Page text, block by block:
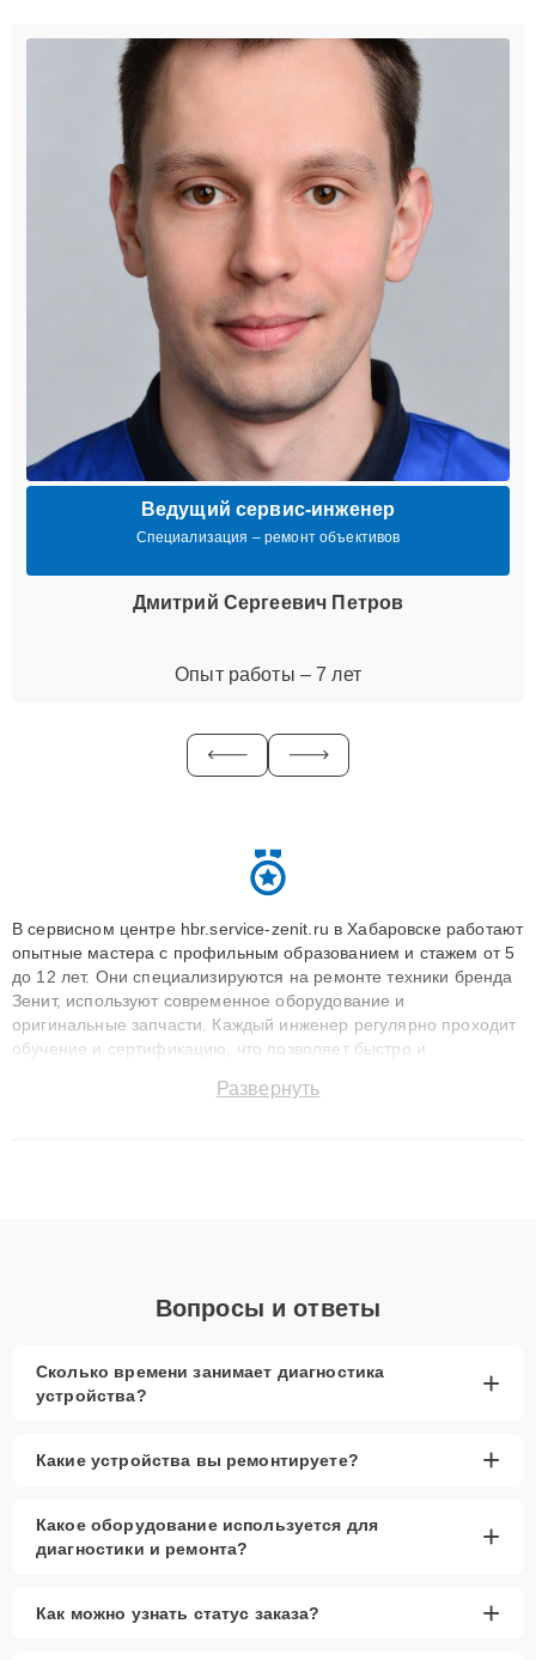
Ведущий сервис-инженер
Специализация – ремонт объективов
Дмитрий Сергеевич Петров
Опыт работы – 7 лет
В сервисном центре hbr.service-zenit.ru в Хабаровске работают
опытные мастера с профильным образованием и стажем от 5
до 12 лет. Они специализируются на ремонте техники бренда
Зенит, используют современное оборудование и
оригинальные запчасти. Каждый инженер регулярно проходит
обучение и сертификацию, что позволяет быстро и
сохранением гарантии до 3 лет. Наши мастера решают
Развернуть
Вопросы и ответы
Сколько времени занимает диагностика
устройства?
+
Какие устройства вы ремонтируете? +
Какое оборудование используется для
диагностики и ремонта?
+
Как можно узнать статус заказа? +